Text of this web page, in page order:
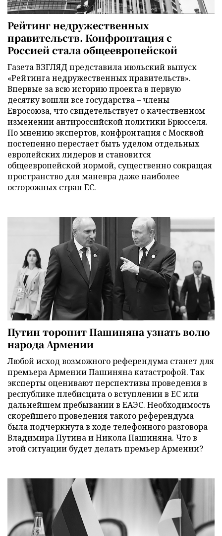
Рейтинг недружественных
правительств. Конфронтация с
Россией стала общеевропейской
Газета ВЗГЛЯД представила июльский выпуск
«Рейтинга недружественных правительств».
Впервые за всю историю проекта в первую
десятку вошли все государства – члены
Евросоюза, что свидетельствует о качественном
изменении антироссийской политики Брюсселя.
По мнению экспертов, конфронтация с Москвой
постепенно перестает быть уделом отдельных
европейских лидеров и становится
общеевропейской нормой, существенно сокращая
пространство для маневра даже наиболее
осторожных стран ЕС.
Путин торопит Пашиняна узнать волю
народа Армении
Любой исход возможного референдума станет для
премьера Армении Пашиняна катастрофой. Так
эксперты оценивают перспективы проведения в
республике плебисцита о вступлении в ЕС или
дальнейшем пребывании в ЕАЭС. Необходимость
скорейшего проведения такого референдума
была подчеркнута в ходе телефонного разговора
Владимира Путина и Никола Пашиняна. Что в
этой ситуации будет делать премьер Армении?